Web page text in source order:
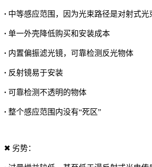
· 中等感应范围，因为光束路径是对射式光
· 单一外壳降低购买和安装成本
· 内置偏振滤光镜，可靠检测反光物体
· 反射镜易于安装
· 可靠检测不透明的物体
· 整个感应范围内没有“死区”
✖ 劣势：